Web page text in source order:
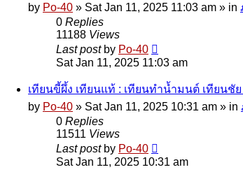
by Po-40 » Sat Jan 11, 2025 11:03 am » in
0 Replies
11188 Views
Last post by Po-40
Sat Jan 11, 2025 11:03 am
เทียนขี้ผึ้ง เทียนแท้ : เทียนทำน้ำมนต์ เทียนชั
by Po-40 » Sat Jan 11, 2025 10:31 am » in
0 Replies
11511 Views
Last post by Po-40
Sat Jan 11, 2025 10:31 am